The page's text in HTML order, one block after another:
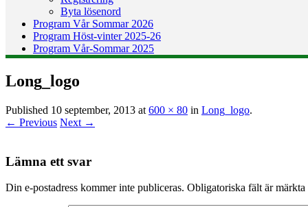
Byta lösenord
Program Vår Sommar 2026
Program Höst-vinter 2025-26
Program Vår-Sommar 2025
Long_logo
Published 10 september, 2013 at 600 × 80 in Long_logo.
← Previous Next →
Lämna ett svar
Din e-postadress kommer inte publiceras. Obligatoriska fält är märkta